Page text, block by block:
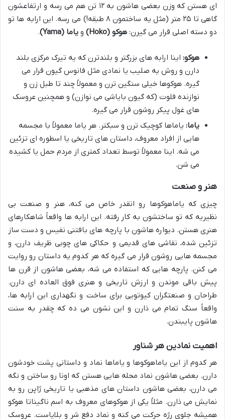
ای هستن که وزن بعضی هاشون به ۱۲ تن هم می رسه و ارتفاعشون
گاهی تا ۲۵ متر (مثل یه ساختمون ۸ طبقه!) می رسه. این ارابه ها تو
دو دسته اصلی قرار می گیرن: هوکو (Hoko) و یاما (Yama) .
هوکو: اینا ارابه های بزرگتر و بلندترن که یه تیرک مرکزی بلند
دارن و روش یه صلیب یا نمادی مثل فانوس گیون قرار می
گیره. هوکوها خیلی سنگین ترن و معمولاً چند تا طبل زن و
نوازنده فلوت (که گیون بایاشی می نوازن) و همچنین عروسک
های غول پیکر روشون قرار می گیره.
یاما: یاماها کوچیک ترن و سبکتر. هر یاما معمولاً با مجسمه
هایی از افراد معروف، داستان های تاریخی یا اسطوره ای تزئین
می شه. اینا معمولاً توسط تعداد کمتری از مردم حمل یا کشیده
می شن.
هنر و صنعت
چیزی که یاماهوکوها رو انقدر خاص می کنه، هنر و صنعت بی
نظیریه که تو ساختشون به کار رفته. این ارابه ها واقعاً شاهکارهای
هنری هستن. دیواره هاشون با پارچه های بافتنی نفیس و دست ساز
تزئین شده، نقاشی های قدیمی و حکاکی های چوبی ظریف دارن، و
مجسمه هایی روشون قرار می گیره که هر کدوم یه داستان رو روایت
می کنن. پارچه هایی که استفاده می شه، بعضی هاشون از قرن ها
پیش باقی موندن و ارزش تاریخی و هنری فوق العاده ای دارن.
طراحان و صنعتگران کیوتویی برای ساخت و نگهداری این ارابه ها،
واقعاً سنگ تمام می ذارن و این نشون می ده که چقدر به سنت
هاشون پایبندن.
اهمیت نمادین هر شناور
هر کدوم از این یاماهوکوها و یاماها نماد و داستانی پشت خودشون
دارن. بعضی هاشون نماد محله هایی هستن که اونا رو ساختن و نگه
می دارن، بعضی هاشون داستان های مذهبی یا تاریخی ژاپن رو به
نمایش می ذارن. مثلاً یکی از هوکوهای معروف به اسم ناگیناتا هوکو
همیشه جلوی رژه حرکت می کنه و نماد دفع شر و بلایاست. عروسک